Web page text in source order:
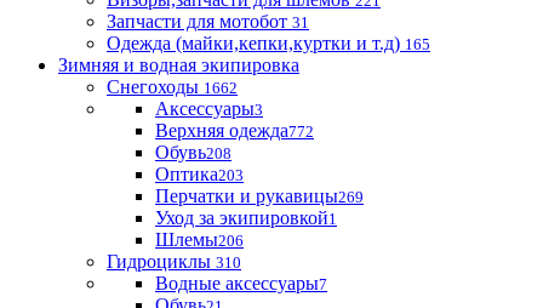
Запчасти для мотобот 31
Одежда (майки,кепки,куртки и т.д) 165
Зимняя и водная экипировка
Снегоходы 1662
Аксессуары3
Верхняя одежда772
Обувь208
Оптика203
Перчатки и рукавицы269
Уход за экипировкой1
Шлемы206
Гидроциклы 310
Водные аксессуары7